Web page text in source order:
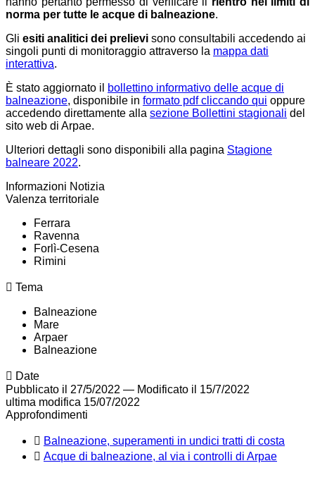
norma per tutte le acque di balneazione.
Gli esiti analitici dei prelievi sono consultabili accedendo ai
singoli punti di monitoraggio attraverso la mappa dati
interattiva.
È stato aggiornato il
bollettino informativo delle acque di
balneazione, disponibile in formato pdf cliccando qui oppure
accedendo direttamente alla sezione Bollettini stagionali del
sito web di Arpae.
Ulteriori dettagli sono disponibili alla pagina Stagione
balneare 2022.
Informazioni Notizia
Valenza territoriale
Ferrara
Ravenna
Forlì-Cesena
Rimini
Tema
Balneazione
Mare
Arpaer
Balneazione
Date
Pubblicato il 27/5/2022 — Modificato il 15/7/2022
ultima modifica 15/07/2022
Approfondimenti
Balneazione, superamenti in undici tratti di costa
Acque di balneazione, al via i controlli di Arpae